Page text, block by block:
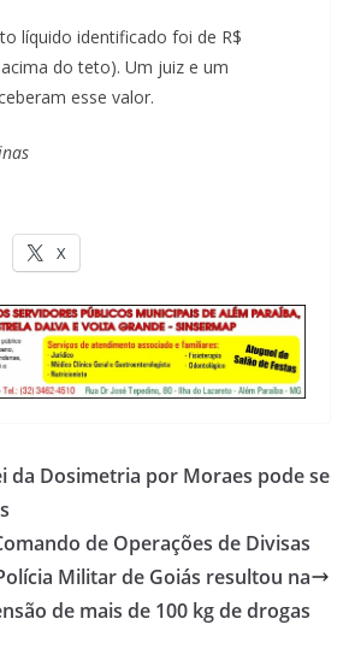
líquido identificado foi de R$
do teto). Um juiz e um
esse valor.
X
da Dosimetria por Moraes pode se
de Operações de Divisas
Militar de Goiás resultou na
de mais de 100 kg de drogas